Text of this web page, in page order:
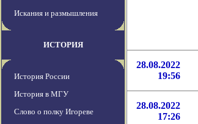
Искания и размышления
ИСТОРИЯ
История России
История в МГУ
Слово о полку Игореве
28.08.2022
19:56
28.08.2022
17:26